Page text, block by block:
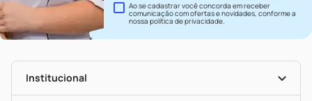
Ao se cadastrar você concorda em receber
comunicação com ofertas e novidades, conforme a
nossapolítica de privacidade.
Institucional